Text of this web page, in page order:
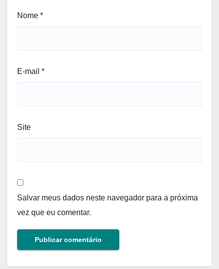
Nome *
E-mail *
Site
Salvar meus dados neste navegador para a próxima
vez que eu comentar.